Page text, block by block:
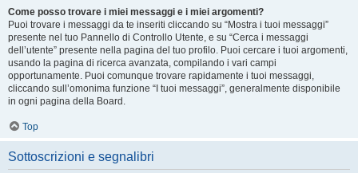
Come posso trovare i miei messaggi e i miei argomenti?
Puoi trovare i messaggi da te inseriti cliccando su “Mostra i tuoi messaggi”
presente nel tuo Pannello di Controllo Utente, e su “Cerca i messaggi
dell’utente” presente nella pagina del tuo profilo. Puoi cercare i tuoi argomenti,
usando la pagina di ricerca avanzata, compilando i vari campi
opportunamente. Puoi comunque trovare rapidamente i tuoi messaggi,
cliccando sull’omonima funzione “I tuoi messaggi”, generalmente disponibile
in ogni pagina della Board.
Top
Sottoscrizioni e segnalibri